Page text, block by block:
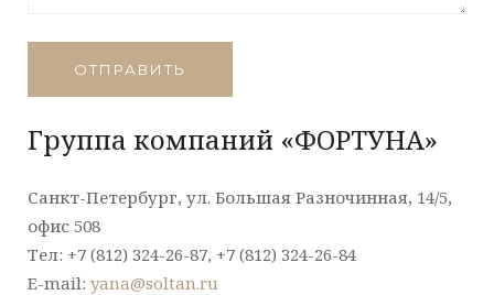
ОТПРАВИТЬ
Группа компаний «ФОРТУНА»
Санкт-Петербург, ул. Большая Разночинная, 14/5,
офис 508
Тел: +7 (812) 324-26-87, +7 (812) 324-26-84
E-mail: yana@soltan.ru